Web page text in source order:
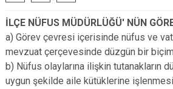
Alaçam
Asarcık
Ayvacık
Bafra
Çarşamba
Terme
Atakum
İLÇE NÜFUS MÜDÜRLÜĞÜ' NÜN
a) Görev çevresi içerisinde nüfus ve
mevzuat çerçevesinde düzgün bir
b) Nüfus olaylarına ilişkin tutanakların
uygun şekilde aile kütüklerine